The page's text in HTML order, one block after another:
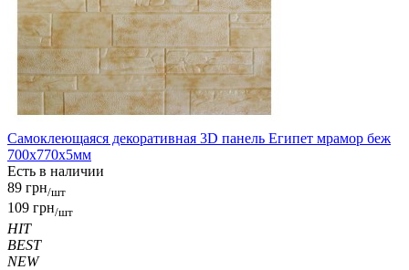
Самоклеющаяся декоративная 3D панель Египет мрамор беж
700x770x5мм
Есть в наличии
89 грн/шт
109 грн/шт
HIT
BEST
NEW